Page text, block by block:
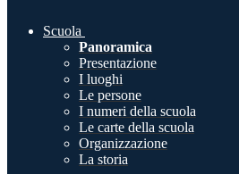
Scuola
Panoramica
Presentazione
I luoghi
Le persone
I numeri della scuola
Le carte della scuola
Organizzazione
La storia